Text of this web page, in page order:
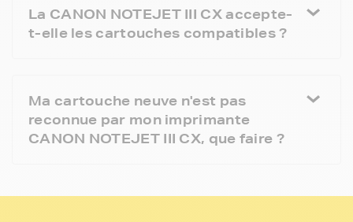
La CANON NOTEJET III CX accepte-
t-elle les cartouches compatibles ?
Ma cartouche neuve n'est pas
reconnue par mon imprimante
CANON NOTEJET III CX, que faire ?